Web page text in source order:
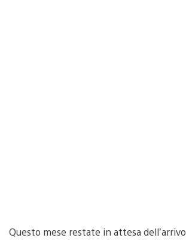
Questo mese restate in attesa